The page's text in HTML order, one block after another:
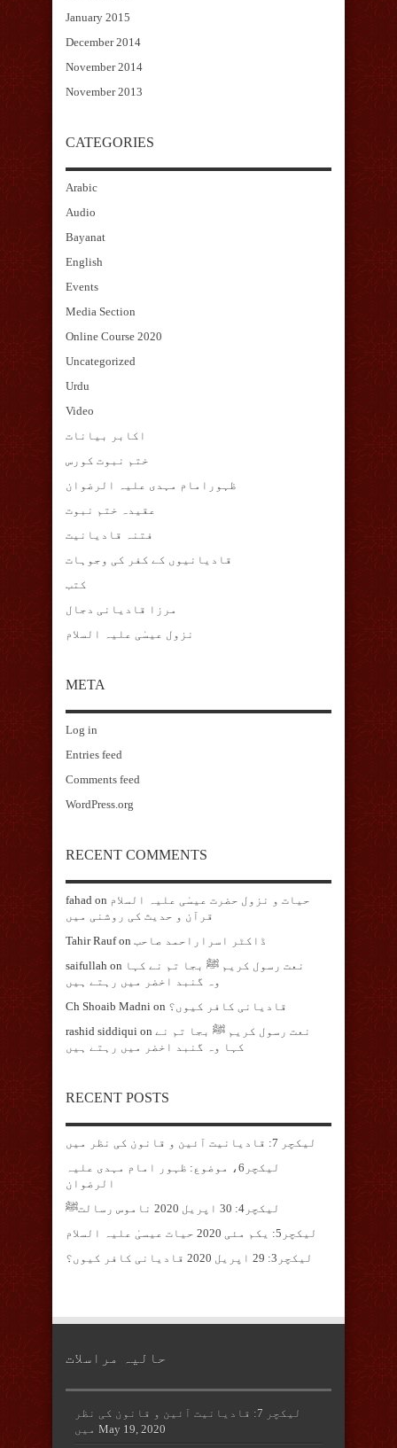
January 2015
December 2014
November 2014
November 2013
CATEGORIES
Arabic
Audio
Bayanat
English
Events
Media Section
Online Course 2020
Uncategorized
Urdu
Video
اکابر بیانات
ختم نبوت کورس
ظہورامام مہدی علیہ الرضوان
عقیدہ ختم نبوت
فتنہ قادیانیت
قادیانیوں کے کفر کی وجوہات
کتب
مرزا قادیانی دجال
نزول عیسٰی علیہ السلام
META
Log in
Entries feed
Comments feed
WordPress.org
RECENT COMMENTS
fahad on حیات و نزول حضرت عیسٰی علیہ السلام
قرآن و حدیث کی روشنی میں
Tahir Raufon ڈاکٹر اسراراحمد صاحب
saifullah on نعت رسول کریم ﷺ بجا تم نے کہا
وہ گنبد اخضر میں رہتے ہیں
Ch Shoaib Madni on قادیانی کافر کیوں؟
rashid siddiqui on نعت رسول کریم ﷺ بجا تم نے
کہا وہ گنبد اخضر میں رہتے ہیں
RECENT POSTS
لیکچر 7: قادیانیت آئین و قانون کی نظر میں
لیکچر6، موضوع: ظہور امام مہدی علیہ
الرضوان
لیکچر4: 30 اپریل 2020 ناموس رسالتﷺ
لیکچر5: یکم مئی 2020 حیات عیسیٰ علیہ السلام
لیکچر3: 29 اپریل 2020 قادیانی کافر کیوں؟
حالیہ مراسلات
لیکچر 7: قادیانیت آئین و قانون کی نظر
میں May 19, 2020